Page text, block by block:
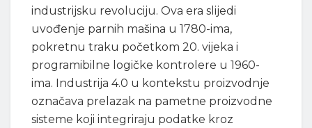
industrijsku revoluciju. Ova era slijedi
uvođenje parnih mašina u 1780-ima,
pokretnu traku početkom 20. vijeka i
programibilne logičke kontrolere u 1960-
ima. Industrija 4.0 u kontekstu proizvodnje
označava prelazak na pametne proizvodne
sisteme koji integriraju podatke kroz